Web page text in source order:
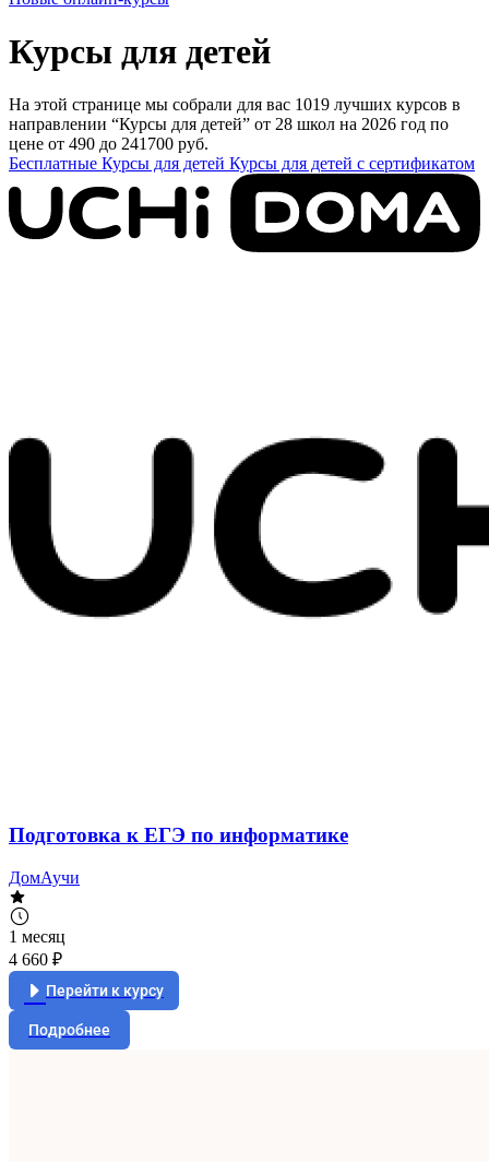
Курсы для детей
На этой странице мы собрали для вас 1019 лучших курсов в
направлении “Курсы для детей” от 28 школ на 2026 год по
цене от 490 до 241700 руб.
Бесплатные Курсы для детей Курсы для детей с сертификатом
Подготовка к ЕГЭ по информатике
ДомАучи
1 месяц
4 660 ₽
Перейти к курсу
Подробнее